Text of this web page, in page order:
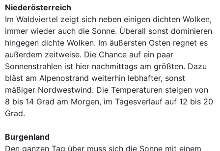
Niederösterreich
Im Waldviertel zeigt sich neben einigen dichten Wolken,
immer wieder auch die Sonne. Überall sonst dominieren
hingegen dichte Wolken. Im äußersten Osten regnet es
außerdem zeitweise. Die Chance auf ein paar
Sonnenstrahlen ist hier nachmittags am größten. Dazu
bläst am Alpenostrand weiterhin lebhafter, sonst
mäßiger Nordwestwind. Die Temperaturen steigen von
8 bis 14 Grad am Morgen, im Tagesverlauf auf 12 bis 20
Grad.
Burgenland
Den ganzen Tag über muss sich die Sonne mit einem